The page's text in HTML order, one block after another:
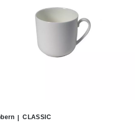
CLASSIC